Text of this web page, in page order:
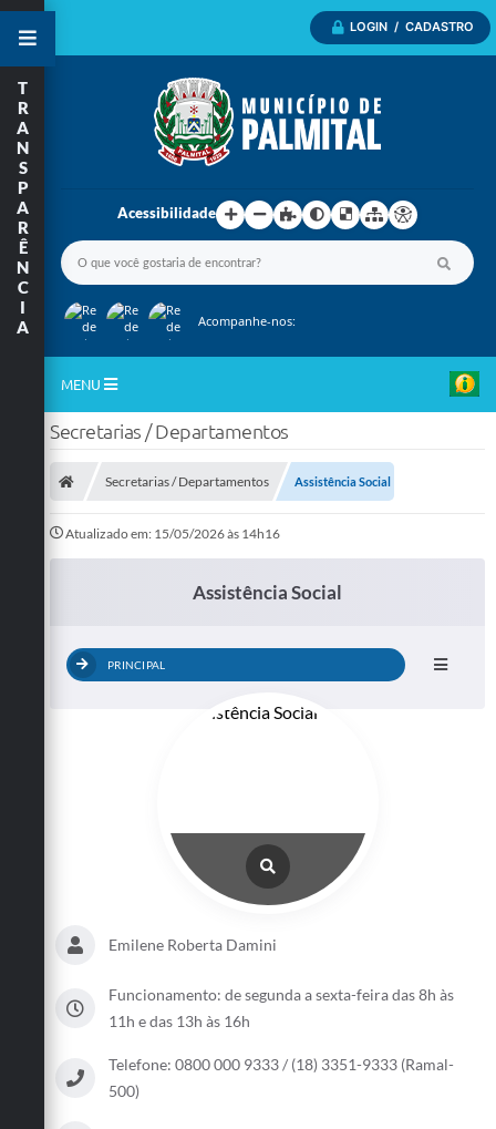
LOGIN / CADASTRO
Acessibilidade
Acompanhe-nos:
MENU
Inicio
A Nossa Cidade
Contato
T
R
A
N
S
P
A
R
Ê
N
C
I
A
Secretarias / Departamentos
Secretarias / Departamentos Assistência Social
Atualizado em: 15/05/2026 às 14h16
Assistência Social
PRINCIPAL
Emilene Roberta Damini
Funcionamento: de segunda a sexta-feira das 8h às
11h e das 13h às 16h
Telefone: 0800 000 9333 / (18) 3351-9333 (Ramal-
500)